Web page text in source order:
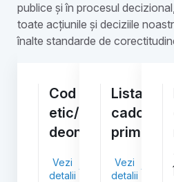
publice și în procesul
toate acțiunile și deciziile
înalte standarde de
Cod
etic/
deontologic
Vezi
detalii
Lista
primite
Vezi
detalii